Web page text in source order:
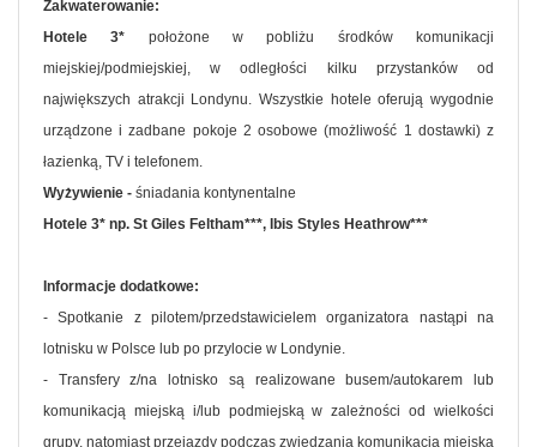
Zakwaterowanie:
Hotele 3* położone w pobliżu środków komunikacji
miejskiej/podmiejskiej, w odległości kilku przystanków od
największych atrakcji Londynu. Wszystkie hotele oferują wygodnie
urządzone i zadbane pokoje 2 osobowe (możliwość 1 dostawki) z
łazienką, TV i telefonem.
Wyżywienie - śniadania kontynentalne
Hotele 3* np. St Giles Feltham***, Ibis Styles Heathrow***
Informacje dodatkowe:
- Spotkanie z pilotem/przedstawicielem organizatora nastąpi na
lotnisku w Polsce lub po przylocie w Londynie.
- Transfery z/na lotnisko są realizowane busem/autokarem lub
komunikacją miejską i/lub podmiejską w zależności od wielkości
grupy, natomiast przejazdy podczas zwiedzania komunikacją miejską